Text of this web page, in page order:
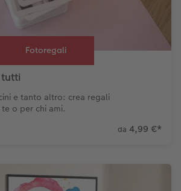
Fotoregali
e tanto altro: crea regali
o per chi ami.
da 4,99 €*